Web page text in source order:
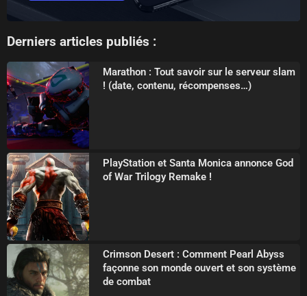
Derniers articles publiés :
Marathon : Tout savoir sur le serveur slam
! (date, contenu, récompenses…)
PlayStation et Santa Monica annonce God
of War Trilogy Remake !
Crimson Desert : Comment Pearl Abyss
façonne son monde ouvert et son système
de combat